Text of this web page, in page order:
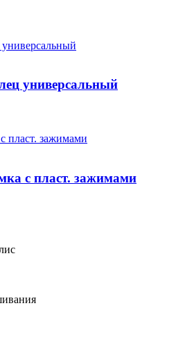
универсальный
с пласт. зажимами